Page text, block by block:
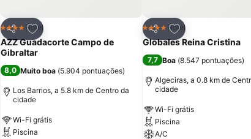
Partilhar
Adicionar aos favoritos
4 EstrelasHotel
AZZ Guadacorte Campo de
Gibraltar
8,0 Muito boa (5.904 pontuações)
Los Barrios, a 5.8 km de Centro da
cidade
Wi-Fi grátis
Piscina
Partilhar
Adicionar aos
4 EstrelasHotel
Globales Reina Cristina
7,7 Boa (8.547 pontuações)
Algeciras, a 0.8 km de
cidade
Wi-Fi grátis
Piscina
A/C